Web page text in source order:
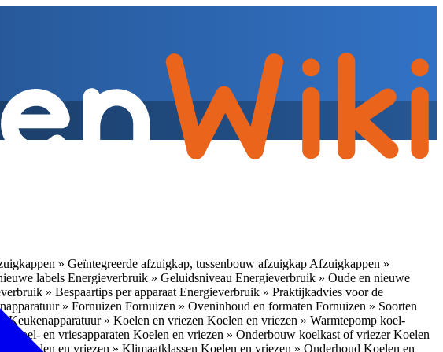
» Geïntegreerde afzuigkap, tussenbouw afzuigkap Afzuigkappen »
labels Energieverbruik » Geluidsniveau Energieverbruik » Oude en nieuwe
» Bespaartips per apparaat Energieverbruik » Praktijkadvies voor de
» Fornuizen Fornuizen » Oveninhoud en formaten Fornuizen » Soorten
Keukenapparatuur » Koelen en vriezen Koelen en vriezen » Warmtepomp koel-
koel- en vriesapparaten Koelen en vriezen » Onderbouw koelkast of vriezerKoelen
Koelen en vriezen » Klimaatklassen Koelen en vriezen » Onderhoud Koelen en